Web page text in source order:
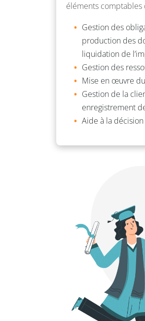
éléments comptables
Gestion des
production des
liquidation de
Gestion des
Mise en œuvre
Gestion de la
enregistrement
Aide à la